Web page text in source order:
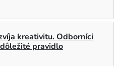
kreativitu. Odborníci
pravidlo